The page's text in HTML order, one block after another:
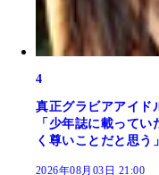
4
真正グラビアアイド
「少年誌に載って
く尊いことだと思う」
2026年08月03日 21:00